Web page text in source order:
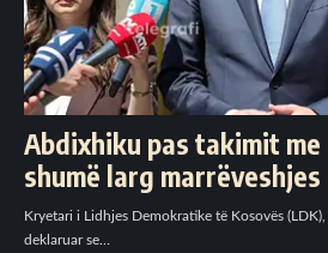
Abdixhiku pas takimit me
shumë larg
Kryetari i Lidhjes Demokratike të Kosovës
deklaruar se…